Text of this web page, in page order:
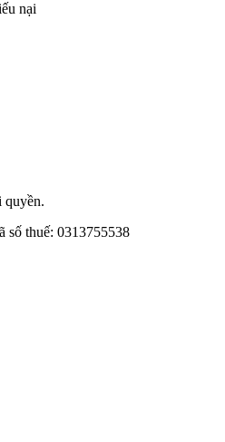
nại
thuế: 0313755538